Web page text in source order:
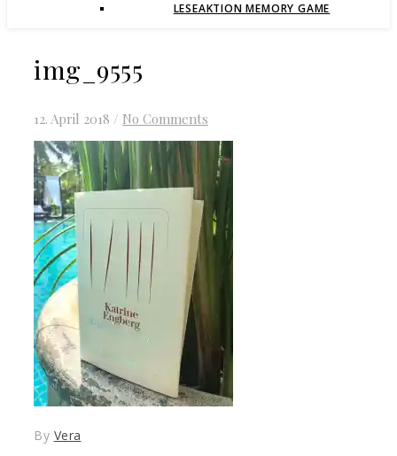
LESEAKTION MEMORY GAME
img_9555
12. April 2018 / No Comments
By Vera